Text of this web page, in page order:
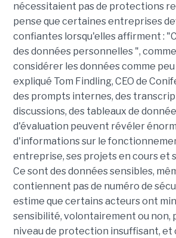
nécessitaient pas de protections
pense que certaines entreprises
confiantes lorsqu'elles affirment :
des données personnelles ",
considérer les données comme peu
expliqué Tom Findling, CEO de
des prompts internes, des
discussions, des tableaux de
d'évaluation peuvent révéler
d'informations sur le
entreprise, ses projets en cours et
Ce sont des données sensibles,
contiennent pas de numéro de
estime que certains acteurs ont
sensibilité, volontairement ou non,
niveau de protection insuffisant, et